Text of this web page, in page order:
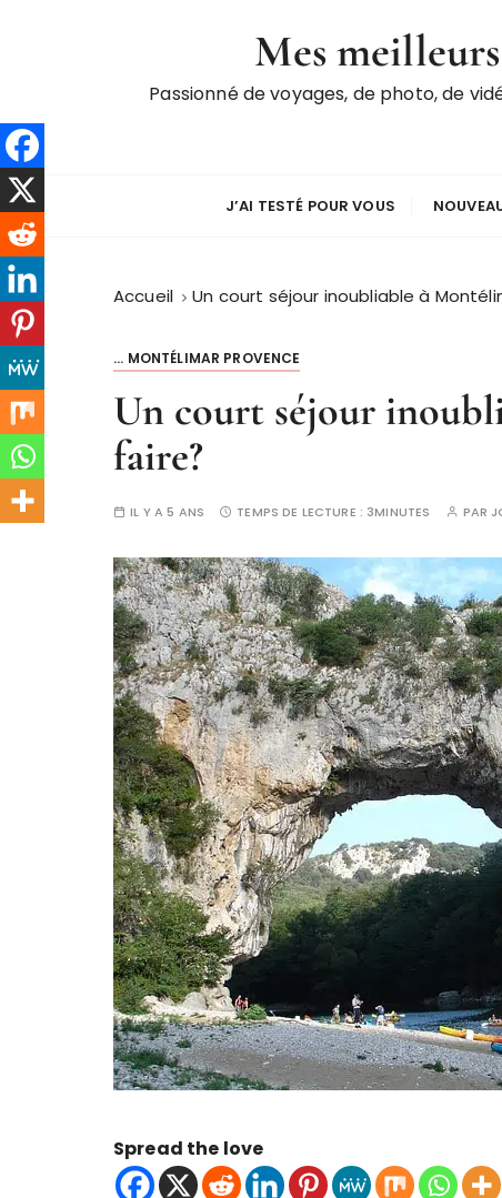
e
r
a
u
c
o
n
e
n
Mes
Passionné de voyages, de photo, de
J’AI TESTÉ POUR VOUS
Accueil Un court séjour inoubliable à
... MONTÉLIMAR PROVENCE
Un court séjour
faire?
IL Y A 5 ANS TEMPS DE LECTURE : 3MINUTES PAR
Spread the love